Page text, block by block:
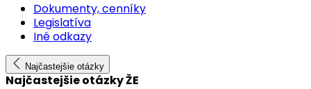
Dokumenty, cenníky
Legislatíva
Iné odkazy
Najčastejšie otázky
Najčastejšie otázky ŽE